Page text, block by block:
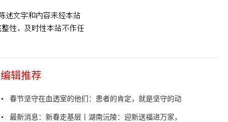
编辑推荐
春节坚守在血透室的他们：患者的肯定，就是坚守的动
最新消息：新春走基层丨湖南沅陵：迎新送福进万家，